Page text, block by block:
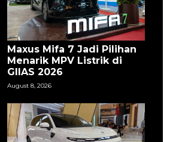
Maxus Mifa 7 Jadi Pilihan
Menarik MPV Listrik di
GIIAS 2026
August 8, 2026